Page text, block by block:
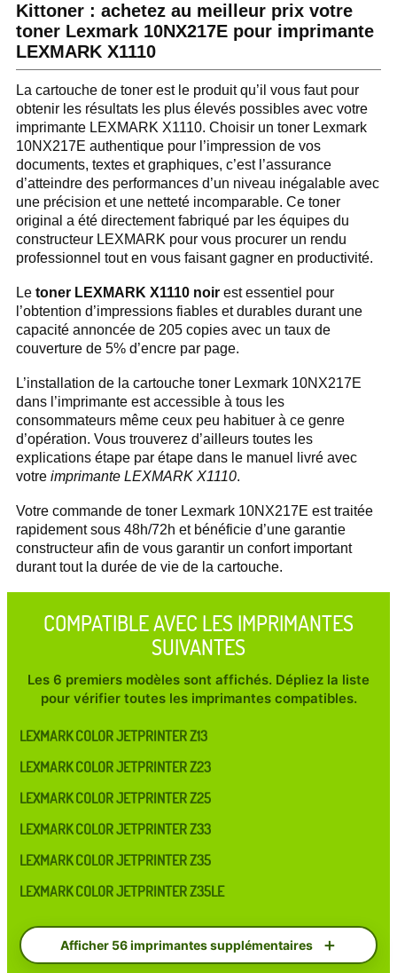
Kittoner : achetez au meilleur prix votre
toner Lexmark 10NX217E pour imprimante
LEXMARK X1110
La cartouche de toner est le produit qu’il vous faut pour
obtenir les résultats les plus élevés possibles avec votre
imprimante LEXMARK X1110. Choisir un toner Lexmark
10NX217E authentique pour l’impression de vos
documents, textes et graphiques, c’est l’assurance
d’atteindre des performances d’un niveau inégalable avec
une précision et une netteté incomparable. Ce toner
original a été directement fabriqué par les équipes du
constructeur LEXMARK pour vous procurer un rendu
professionnel tout en vous faisant gagner en productivité.
Le toner LEXMARK X1110 noir est essentiel pour
l’obtention d’impressions fiables et durables durant une
capacité annoncée de 205 copies avec un taux de
couverture de 5% d’encre par page.
L’installation de la cartouche toner Lexmark 10NX217E
dans l’imprimante est accessible à tous les
consommateurs même ceux peu habituer à ce genre
d’opération. Vous trouverez d’ailleurs toutes les
explications étape par étape dans le manuel livré avec
votre imprimante LEXMARK X1110.
Votre commande de toner Lexmark 10NX217E est traitée
rapidement sous 48h/72h et bénéficie d’une garantie
constructeur afin de vous garantir un confort important
durant tout la durée de vie de la cartouche.
COMPATIBLE AVEC LES IMPRIMANTES
SUIVANTES
Les 6 premiers modèles sont affichés. Dépliez la liste
pour vérifier toutes les imprimantes compatibles.
LEXMARK COLOR JETPRINTER Z13
LEXMARK COLOR JETPRINTER Z23
LEXMARK COLOR JETPRINTER Z25
LEXMARK COLOR JETPRINTER Z33
LEXMARK COLOR JETPRINTER Z35
LEXMARK COLOR JETPRINTER Z35LE
Afficher 56 imprimantes supplémentaires